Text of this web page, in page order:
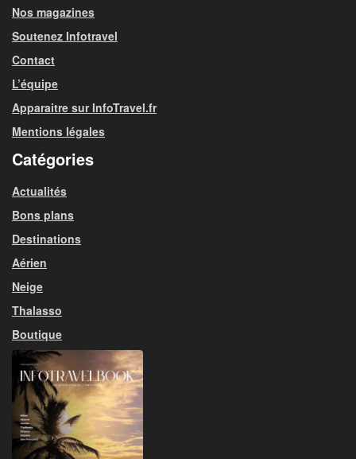
Nos magazines
Soutenez Infotravel
Contact
L’équipe
Apparaitre sur InfoTravel.fr
Mentions légales
Catégories
Actualités
Bons plans
Destinations
Aérien
Neige
Thalasso
Boutique